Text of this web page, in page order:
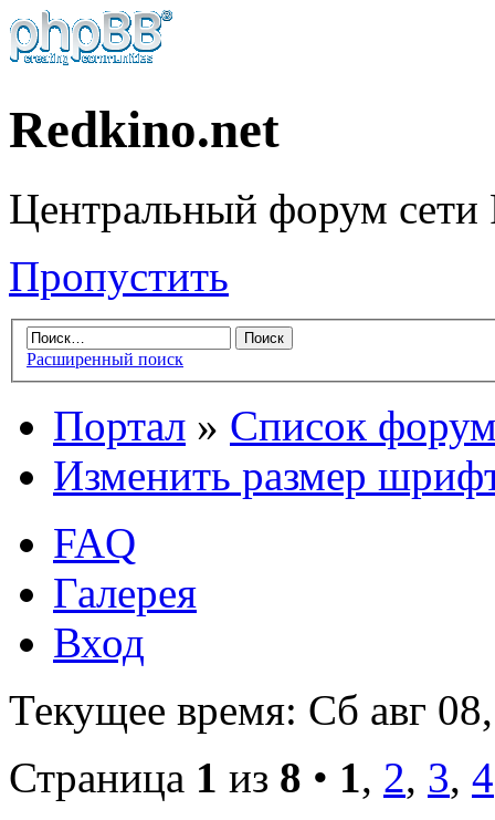
Redkino.net
Центральный форум сети
Пропустить
Расширенный поиск
Портал » Список
Изменить размер
FAQ
Галерея
Вход
Текущее время: Сб авг
Страница 1 из 8 • 1, 2, 3, 4